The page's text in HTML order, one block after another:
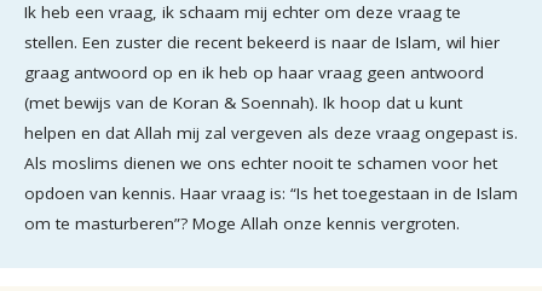
Ik heb een vraag, ik schaam mij echter om deze vraag te
stellen. Een zuster die recent bekeerd is naar de Islam, wil hier
graag antwoord op en ik heb op haar vraag geen antwoord
(met bewijs van de Koran & Soennah). Ik hoop dat u kunt
helpen en dat Allah mij zal vergeven als deze vraag ongepast is.
Als moslims dienen we ons echter nooit te schamen voor het
opdoen van kennis. Haar vraag is: “Is het toegestaan in de Islam
om te masturberen”? Moge Allah onze kennis vergroten.